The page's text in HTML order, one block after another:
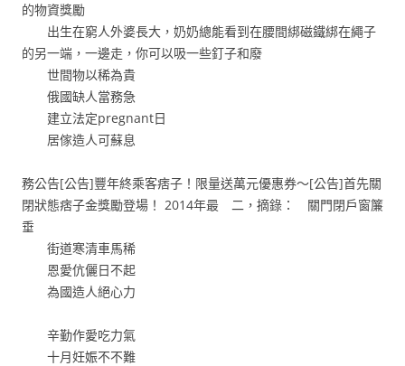
的物資獎勵
出生在窮人外婆長大，奶奶總能看到在腰間綁磁鐵綁在繩子
的另一端，一邊走，你可以吸一些釘子和廢
世間物以稀為貴
俄國缺人當務急
建立法定pregnant日
居傢造人可蘇息
務公告[公告]豐年終乘客痞子！限量送萬元優惠券〜[公告]首先關
閉狀態痞子金獎勵登場！ 2014年最 二，摘錄： 關門閉戶窗簾
垂
街道寒清車馬稀
恩愛伉儷日不起
為國造人絕心力
辛勤作愛吃力氣
十月妊娠不不難